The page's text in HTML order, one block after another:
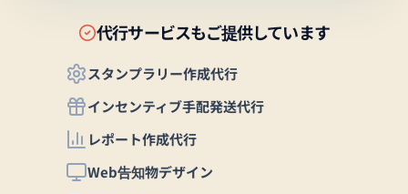
代行サービスもご提供しています
スタンプラリー作成代行
インセンティブ手配発送代行
レポート作成代行
Web告知物デザイン